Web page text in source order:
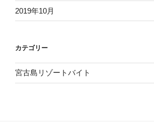
2019年10月
カテゴリー
宮古島リゾートバイト